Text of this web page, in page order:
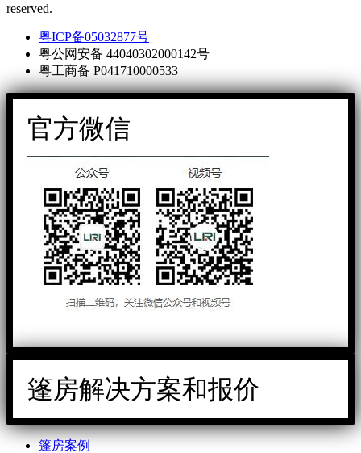
reserved.
粤ICP备05032877号
粤公网安备 44040302000142号
粤工商备 P041710000533
官方微信
篷房解决方案和报价
篷房案例